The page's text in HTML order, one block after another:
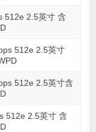
512e 2.5英寸 含
512e 2.5英寸
512e 2.5英寸含
512e 2.5英寸 含